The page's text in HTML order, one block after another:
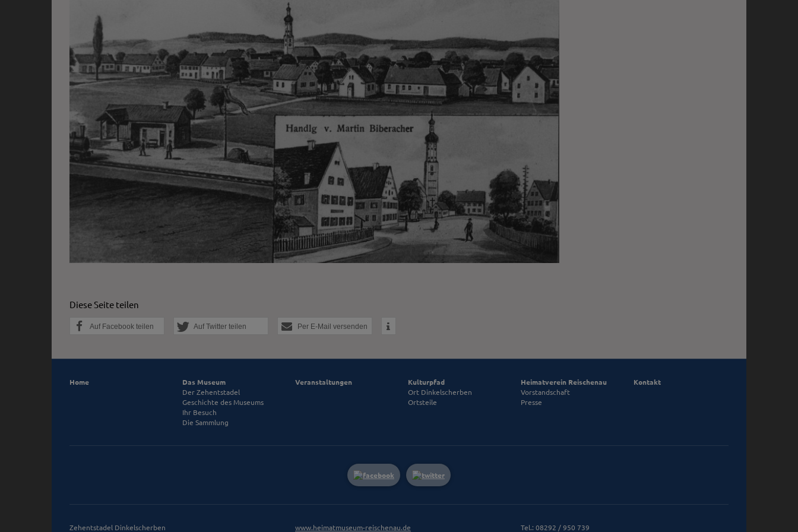
werden ausschließlich auf unseren eigenen Servern gespeichert. Eine Übertragung an Dritte erfolgt nicht. Wir verwenden
die Funktion AnonymizeIP zur Anonymisierung Ihrer IP-Adresse, so dass diese gekürzt wird und nicht mehr Ihrem Besuch
auf unserer Internetseite zugeordnet werden kann.
YouTube / Vimeo
Videos werden über die Plattformen YouTube oder Vimeo eingebunden. Wir nutzen YouTube im erweiterten
Datenschutzmodus. Dieser Modus bewirkt laut YouTube, dass YouTube keine Informationen über die Besucher auf dieser
Website speichert, bevor diese sich das Video ansehen.
Eingebundene Inhalte
Optional sind externe Inhalte auf den Seiten dieser Website eingebunden. Das können Kartendienste wie z.B. Google Maps
sein oder auch Anwendungen einer externen Website.
Diese Seite teilen
Auf Facebook teilen Auf Twitter teilen Per E-Mail versenden
Home
Das Museum
Der Zehentstadel
Geschichte des Museums
Ihr Besuch
Die Sammlung
Veranstaltungen
Kulturpfad
Ort Dinkelscherben
Ortsteile
Heimatverein Reischenau
Vorstandschaft
Presse
Kontakt
Zehentstadel Dinkelscherben www.heimatmuseum-reischenau.de Tel.: 08292 / 950 739